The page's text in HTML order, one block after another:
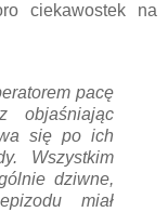
ciekawostek na
pacę
objaśniając
się po ich
Wszystkim
dziwne,
miał